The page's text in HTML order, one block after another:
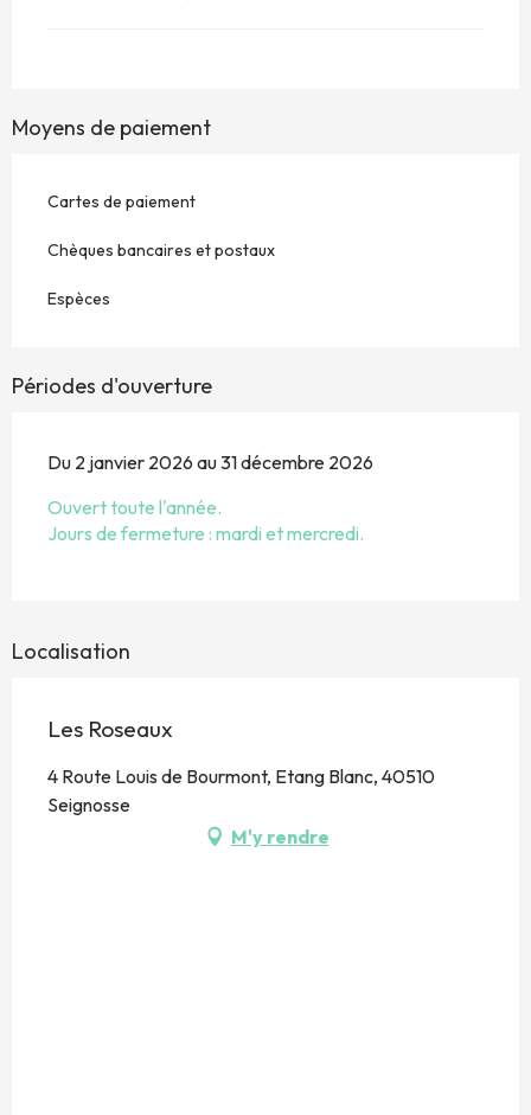
Moyens de paiement
Cartes de paiement
Chèques bancaires et postaux
Espèces
Périodes d'ouverture
Du 2 janvier 2026 au 31 décembre 2026
Ouvert toute l'année.
Jours de fermeture : mardi et mercredi.
Localisation
Les Roseaux
4 Route Louis de Bourmont, Etang Blanc, 40510
Seignosse
M'y rendre